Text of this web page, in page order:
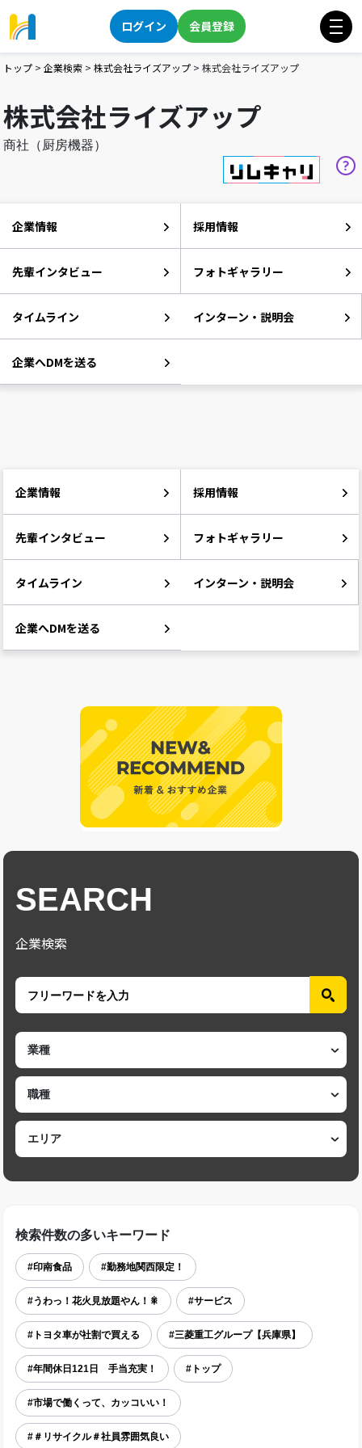
ログイン 会員登録
トップ > 企業検索 > 株式会社ライズアップ > 株式会社ライズアップ
株式会社ライズアップ
商社（厨房機器）
企業情報 採用情報
先輩インタビュー フォトギャラリー
タイムライン インターン・説明会
企業へDMを送る
企業情報 採用情報
先輩インタビュー フォトギャラリー
タイムライン インターン・説明会
企業へDMを送る
SEARCH
企業検索
検索件数の多いキーワード
#印南食品 #勤務地関西限定！
#うわっ！花火見放題やん！🎇 #サービス
#トヨタ車が社割で買える #三菱重工グループ【兵庫県】
#年間休日121日 手当充実！ #トップ
#市場で働くって、カッコいい！
#＃リサイクル＃社員雰囲気良い